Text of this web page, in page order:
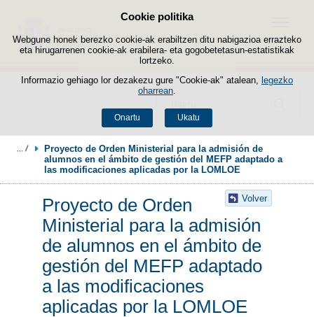
Cookie politika
Webgune honek berezko cookie-ak erabiltzen ditu nabigazioa errazteko
eta hirugarrenen cookie-ak erabilera- eta gogobetetasun-estatistikak
lortzeko.
Informazio gehiago lor dezakezu gure "Cookie-ak" atalean, legezko
oharrean
Onartu Ukatu
Edukira salto egin
Menua
Proyecto de Orden Ministerial para la admisión de
alumnos en el ámbito de gestión del MEFP adaptado a
las modificaciones aplicadas por la LOMLOE
Volver
Proyecto de Orden
Ministerial para la admisión
de alumnos en el ámbito de
gestión del MEFP adaptado
a las modificaciones
aplicadas por la LOMLOE